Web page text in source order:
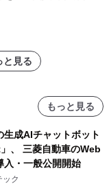
の試作機をROSCon
と見る
もっと見る
生成AIチャットボット
、 三菱自動車のWeb
入・一般公開開始
ック